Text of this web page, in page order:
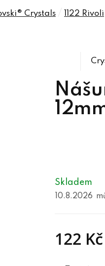
Crystals 1122 Rivoli
Skladem
10.8.2026
122 Kč